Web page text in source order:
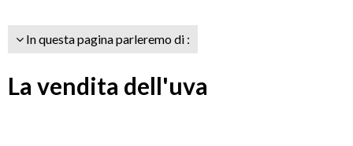
In questa pagina parleremo di :
La vendita dell'uva